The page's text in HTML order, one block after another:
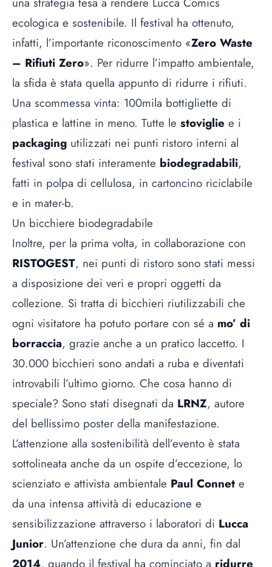
ecologica e sostenibile. Il festival ha ottenuto,
infatti, l’importante riconoscimento «Zero Waste
– Rifiuti Zero». Per ridurre l’impatto ambientale,
la sfida è stata quella appunto di ridurre i rifiuti.
Una scommessa vinta: 100mila bottigliette di
plastica e lattine in meno. Tutte le stoviglie e i
packaging utilizzati nei punti ristoro interni al
festival sono stati interamente biodegradabili,
fatti in polpa di cellulosa, in cartoncino riciclabile
e in mater-b.
Un bicchiere biodegradabile
Inoltre, per la prima volta, in collaborazione con
RISTOGEST, nei punti di ristoro sono stati messi
a disposizione dei veri e propri oggetti da
collezione. Si tratta di bicchieri riutilizzabili che
ogni visitatore ha potuto portare con sé a mo’ di
borraccia, grazie anche a un pratico laccetto. I
30.000 bicchieri sono andati a ruba e diventati
introvabili l’ultimo giorno. Che cosa hanno di
speciale? Sono stati disegnati da LRNZ, autore
del bellissimo poster della manifestazione.
L’attenzione alla sostenibilità dell’evento è stata
sottolineata anche da un ospite d’eccezione, lo
scienziato e attivista ambientale Paul Connet e
da una intensa attività di educazione e
sensibilizzazione attraverso i laboratori di Lucca
Junior. Un’attenzione che dura da anni, fin dal